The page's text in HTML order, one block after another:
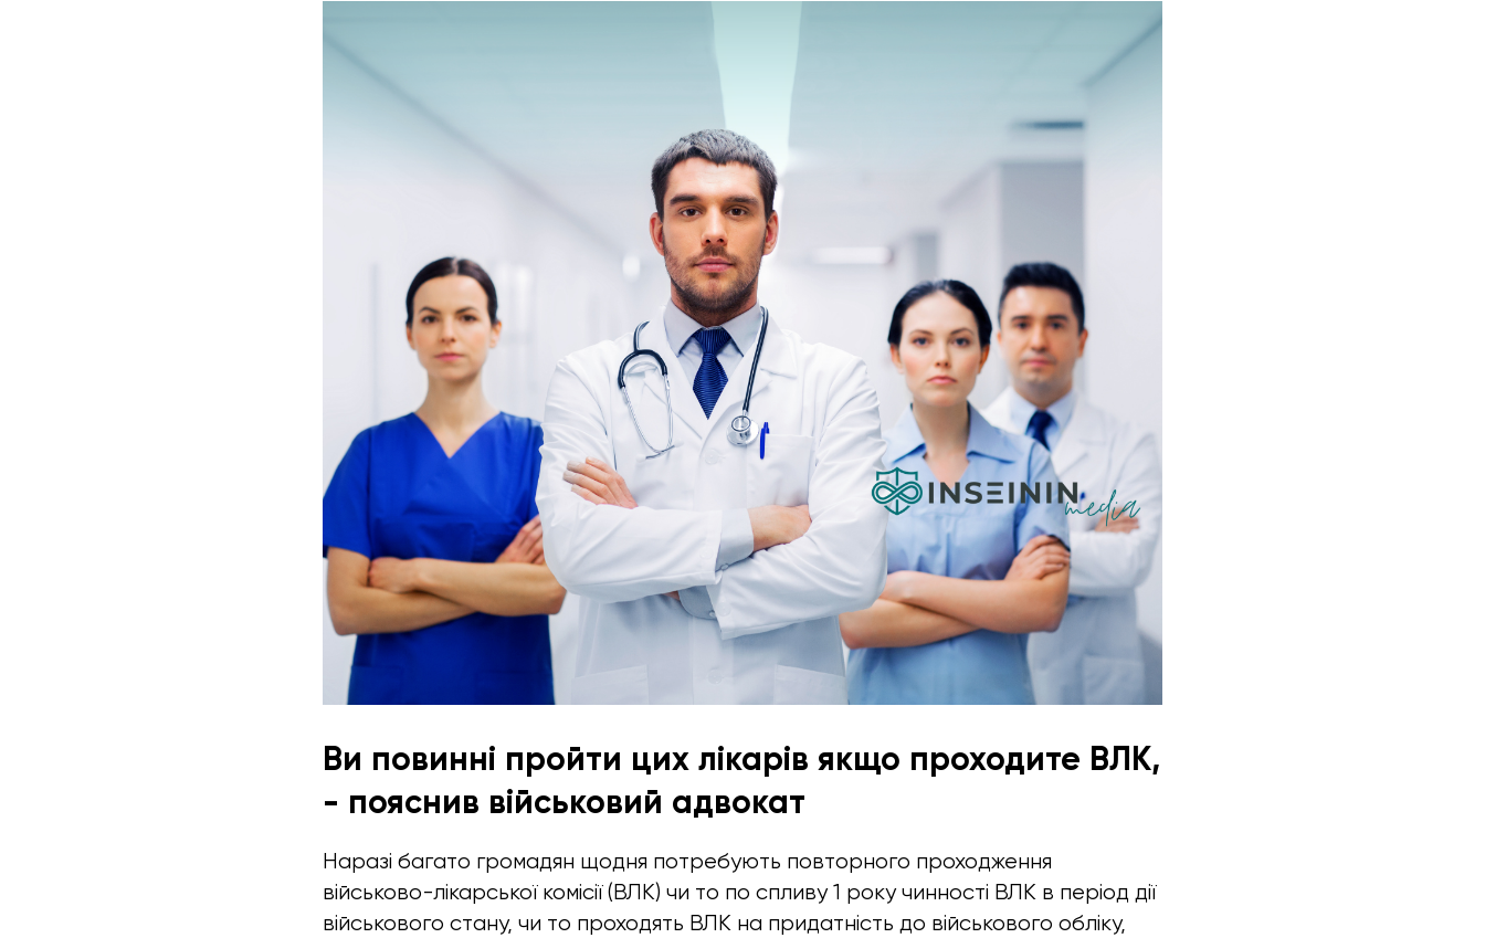
Ви повинні пройти цих лікарів якщо проходите ВЛК,
- пояснив військовий адвокат
Наразі багато громадян щодня потребують повторного проходження
військово-лікарської комісії (ВЛК) чи то по спливу 1 року чинності ВЛК в період дії
військового стану, чи то проходять ВЛК на придатність до військового обліку,